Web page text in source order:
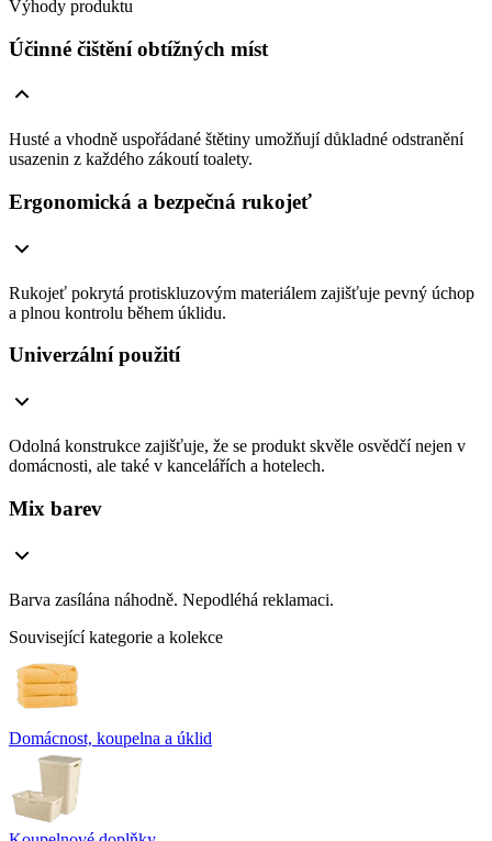
Výhody produktu
Účinné čištění obtížných míst
Husté a vhodně uspořádané štětiny umožňují důkladné odstranění
usazenin z každého zákoutí toalety.
Ergonomická a bezpečná rukojeť
Rukojeť pokrytá protiskluzovým materiálem zajišťuje pevný úchop
a plnou kontrolu během úklidu.
Univerzální použití
Odolná konstrukce zajišťuje, že se produkt skvěle osvědčí nejen v
domácnosti, ale také v kancelářích a hotelech.
Mix barev
Barva zasílána náhodně. Nepodléhá reklamaci.
Související kategorie a kolekce
Domácnost, koupelna a úklid